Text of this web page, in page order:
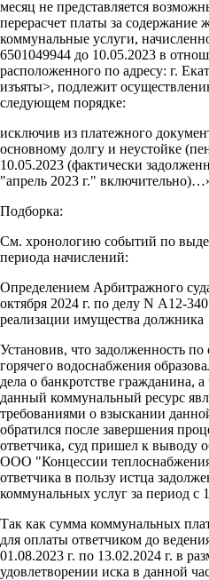
месяц не представляется
перерасчет платы за
коммунальные услуги,
6501049944 до 10.05.2023 в
расположенного по адресу: г.
изъяты>, подлежит
следующем порядке:
исключив из платежного
основному долгу и неустойке
10.05.2023 (фактически
"апрель 2023 г."
Подборка:
См. хронологию событий по
периода начислений:
Определением Арбитражного
октября 2024 г. по делу N А12-
реализации имущества должника
Установив, что задолженность по
горячего водоснабжения
дела о банкротстве гражданина,
данный коммунальный ресурс
требованиями о взыскании
обратился после завершения
ответчика, суд пришел к выводу
ООО "Концессии
ответчика в пользу истца
коммунальных услуг за период с
Так как сумма коммунальных
для оплаты ответчиком до
01.08.2023 г. по 13.02.2024 г. в
удовлетворении иска в данной